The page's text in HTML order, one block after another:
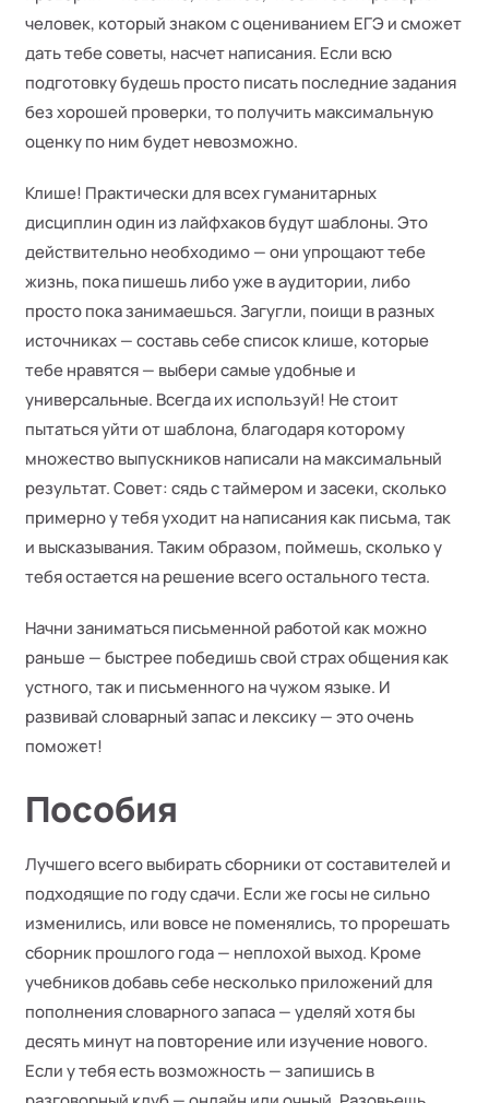
человек, который знаком с оцениванием ЕГЭ и сможет
дать тебе советы, насчет написания. Если всю
подготовку будешь просто писать последние задания
без хорошей проверки, то получить максимальную
оценку по ним будет невозможно.
Клише! Практически для всех гуманитарных
дисциплин один из лайфхаков будут шаблоны. Это
действительно необходимо — они упрощают тебе
жизнь, пока пишешь либо уже в аудитории, либо
просто пока занимаешься. Загугли, поищи в разных
источниках — составь себе список клише, которые
тебе нравятся — выбери самые удобные и
универсальные. Всегда их используй! Не стоит
пытаться уйти от шаблона, благодаря которому
множество выпускников написали на максимальный
результат. Совет: сядь с таймером и засеки, сколько
примерно у тебя уходит на написания как письма, так
и высказывания. Таким образом, поймешь, сколько у
тебя остается на решение всего остального теста.
Начни заниматься письменной работой как можно
раньше — быстрее победишь свой страх общения как
устного, так и письменного на чужом языке. И
развивай словарный запас и лексику — это очень
поможет!
Пособия
Лучшего всего выбирать сборники от составителей и
подходящие по году сдачи. Если же госы не сильно
изменились, или вовсе не поменялись, то прорешать
сборник прошлого года — неплохой выход. Кроме
учебников добавь себе несколько приложений для
пополнения словарного запаса — уделяй хотя бы
десять минут на повторение или изучение нового.
Если у тебя есть возможность — запишись в